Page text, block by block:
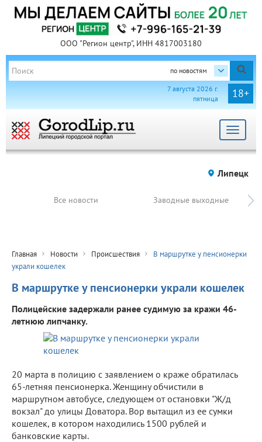
ООО "Регион центр", ИНН 4817003180
по новостям
18+
7 августа 2026 г.
пятница
Toggle
Липецк
Все новости Заводные выходные
Главная Новости Происшествия
В маршрутке у пенсионерки
украли кошелек
В маршрутке у пенсионерки украли кошелек
Полицейские задержали ранее судимую за кражи 46-
летнюю липчанку.
20 марта в полицию с заявлением о краже обратилась
65-летняя пенсионерка. Женщину обчистили в
маршрутном автобусе, следующем от остановки "Ж/д
вокзал" до улицы Доватора. Вор вытащил из ее сумки
кошелек, в котором находились 1500 рублей и
банковские карты.